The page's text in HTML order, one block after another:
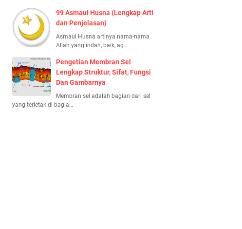
99 Asmaul Husna (Lengkap Arti
dan Penjelasan)
Asmaul Husna artinya nama-nama
Allah yang indah, baik, ag…
Pengetian Membran Sel
Lengkap Struktur, Sifat, Fungsi
Dan Gambarnya
Membran sel adalah bagian dari sel
yang terletak di bagia…